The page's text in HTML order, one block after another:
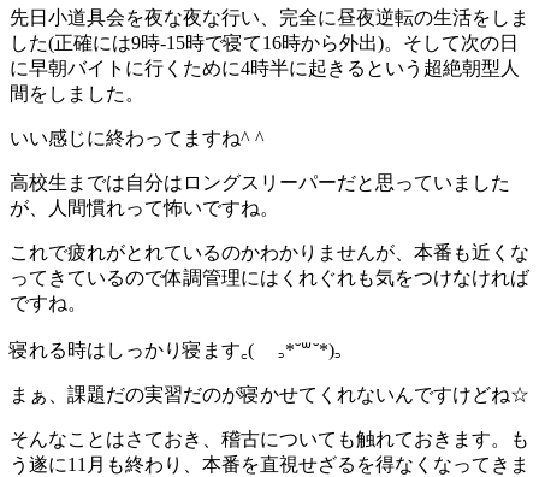
先日小道具会を夜な夜な行い、完全に昼夜逆転の生活をしま
した(正確には9時-15時で寝て16時から外出)。そして次の日
に早朝バイトに行くために4時半に起きるという超絶朝型人
間をしました。
いい感じに終わってますね^ ^
高校生までは自分はロングスリーパーだと思っていました
が、人間慣れって怖いですね。
これで疲れがとれているのかわかりませんが、本番も近くな
ってきているので体調管理にはくれぐれも気をつけなければ
ですね。
寝れる時はしっかり寝ます‎꜀( ꜆*˘꒳˘*)꜆
まぁ、課題だの実習だのが寝かせてくれないんですけどね☆
そんなことはさておき、稽古についても触れておきます。も
う遂に11月も終わり、本番を直視せざるを得なくなってきま